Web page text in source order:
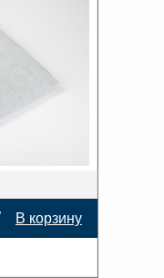
В корзину